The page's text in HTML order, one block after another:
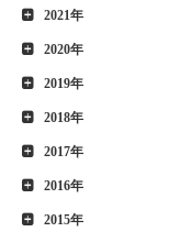
2021年
2020年
2019年
2018年
2017年
2016年
2015年